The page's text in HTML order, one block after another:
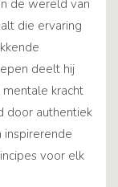
de wereld van
die ervaring
deelt hij
kracht
door authentiek
inspirerende
voor elk